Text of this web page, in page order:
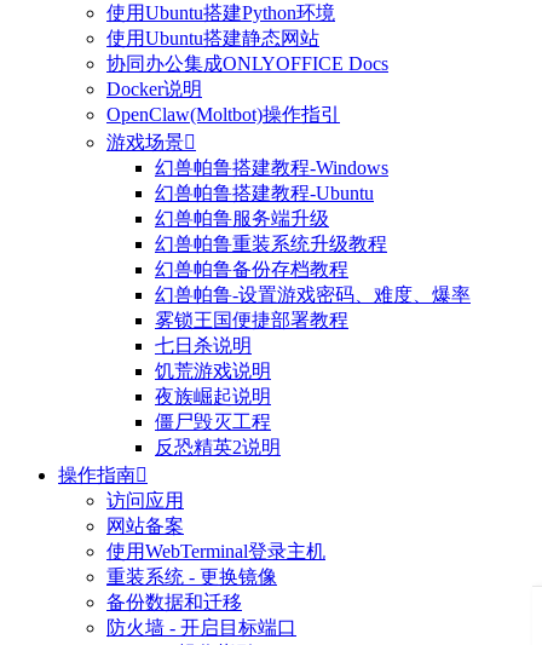
使用Ubuntu搭建Python环境
使用Ubuntu搭建静态网站
协同办公集成ONLYOFFICE Docs
Docker说明
OpenClaw(Moltbot)操作指引
游戏场景
幻兽帕鲁搭建教程-Windows
幻兽帕鲁搭建教程-Ubuntu
幻兽帕鲁服务端升级
幻兽帕鲁重装系统升级教程
幻兽帕鲁备份存档教程
幻兽帕鲁-设置游戏密码、难度、爆率
雾锁王国便捷部署教程
七日杀说明
饥荒游戏说明
夜族崛起说明
僵尸毁灭工程
反恐精英2说明
操作指南
访问应用
网站备案
使用WebTerminal登录主机
重装系统 - 更换镜像
备份数据和迁移
防火墙 - 开启目标端口